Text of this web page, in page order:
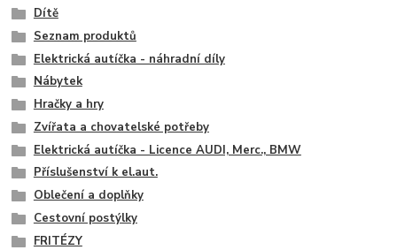
Dítě
Seznam produktů
Elektrická autíčka - náhradní díly
Nábytek
Hračky a hry
Zvířata a chovatelské potřeby
Elektrická autíčka - Licence AUDI, Merc., BMW
Příslušenství k el.aut.
Oblečení a doplňky
Cestovní postýlky
FRITÉZY